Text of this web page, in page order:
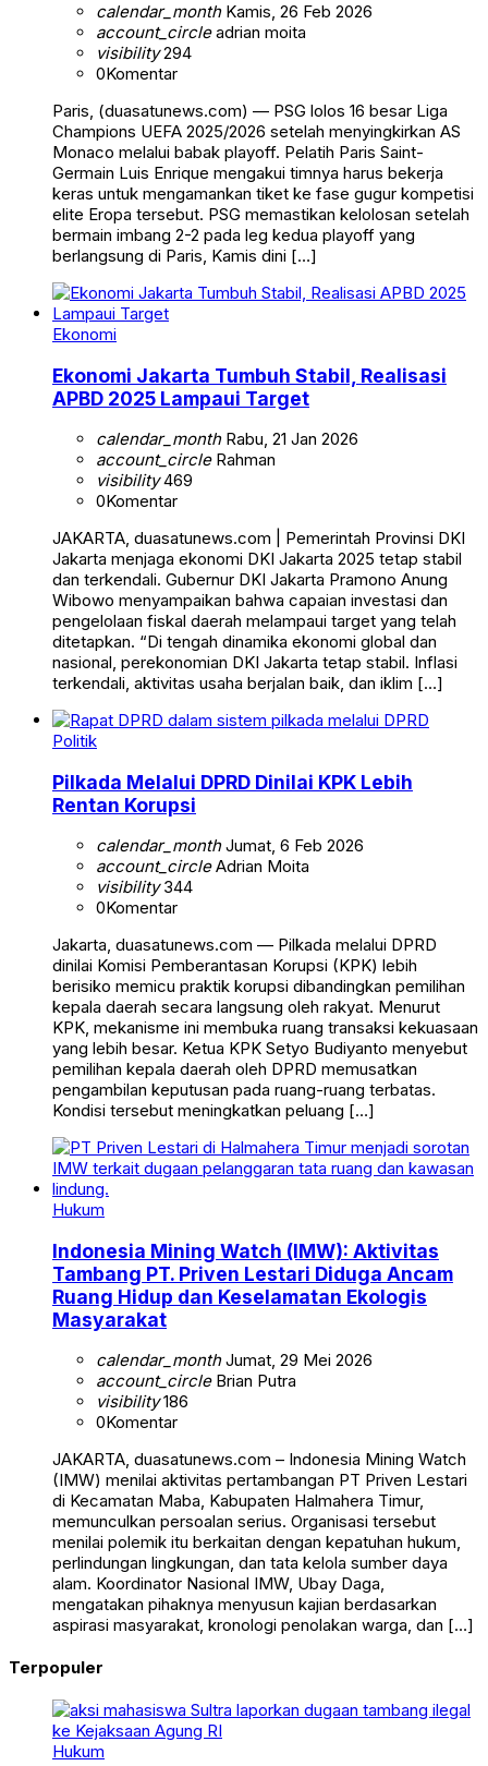
calendar_monthKamis, 26 Feb 2026
account_circleadrian moita
visibility294
0Komentar
Paris, (duasatunews.com) — PSG lolos 16 besar Liga
Champions UEFA 2025/2026 setelah menyingkirkan AS
Monaco melalui babak playoff. Pelatih Paris Saint-
Germain Luis Enrique mengakui timnya harus bekerja
keras untuk mengamankan tiket ke fase gugur kompetisi
elite Eropa tersebut. PSG memastikan kelolosan setelah
bermain imbang 2-2 pada leg kedua playoff yang
berlangsung di Paris, Kamis dini […]
Ekonomi
Ekonomi Jakarta Tumbuh Stabil, Realisasi
APBD 2025 Lampaui Target
calendar_monthRabu, 21 Jan 2026
account_circleRahman
visibility469
0Komentar
JAKARTA, duasatunews.com | Pemerintah Provinsi DKI
Jakarta menjaga ekonomi DKI Jakarta 2025 tetap stabil
dan terkendali. Gubernur DKI Jakarta Pramono Anung
Wibowo menyampaikan bahwa capaian investasi dan
pengelolaan fiskal daerah melampaui target yang telah
ditetapkan. “Di tengah dinamika ekonomi global dan
nasional, perekonomian DKI Jakarta tetap stabil. Inflasi
terkendali, aktivitas usaha berjalan baik, dan iklim […]
Politik
Pilkada Melalui DPRD Dinilai KPK Lebih
Rentan Korupsi
calendar_monthJumat, 6 Feb 2026
account_circleAdrian Moita
visibility344
0Komentar
Jakarta, duasatunews.com — Pilkada melalui DPRD
dinilai Komisi Pemberantasan Korupsi (KPK) lebih
berisiko memicu praktik korupsi dibandingkan pemilihan
kepala daerah secara langsung oleh rakyat. Menurut
KPK, mekanisme ini membuka ruang transaksi kekuasaan
yang lebih besar. Ketua KPK Setyo Budiyanto menyebut
pemilihan kepala daerah oleh DPRD memusatkan
pengambilan keputusan pada ruang-ruang terbatas.
Kondisi tersebut meningkatkan peluang […]
Hukum
Indonesia Mining Watch (IMW): Aktivitas
Tambang PT. Priven Lestari Diduga Ancam
Ruang Hidup dan Keselamatan Ekologis
Masyarakat
calendar_monthJumat, 29 Mei 2026
account_circleBrian Putra
visibility186
0Komentar
JAKARTA, duasatunews.com – Indonesia Mining Watch
(IMW) menilai aktivitas pertambangan PT Priven Lestari
di Kecamatan Maba, Kabupaten Halmahera Timur,
memunculkan persoalan serius. Organisasi tersebut
menilai polemik itu berkaitan dengan kepatuhan hukum,
perlindungan lingkungan, dan tata kelola sumber daya
alam. Koordinator Nasional IMW, Ubay Daga,
mengatakan pihaknya menyusun kajian berdasarkan
aspirasi masyarakat, kronologi penolakan warga, dan […]
Terpopuler
Hukum